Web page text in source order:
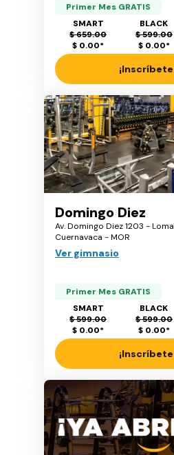
Primer Mes GRATIS
SMART
$ 659.00
$ 0.00*
BLACK
$ 599.00
$ 0.00*
Domingo Diez
Av. Domingo Diez 1203 -
Cuernavaca - MOR
Ver gimnasio
Primer Mes GRATIS
SMART
$ 599.00
$ 0.00*
BLACK
$ 599.00
$ 0.00*